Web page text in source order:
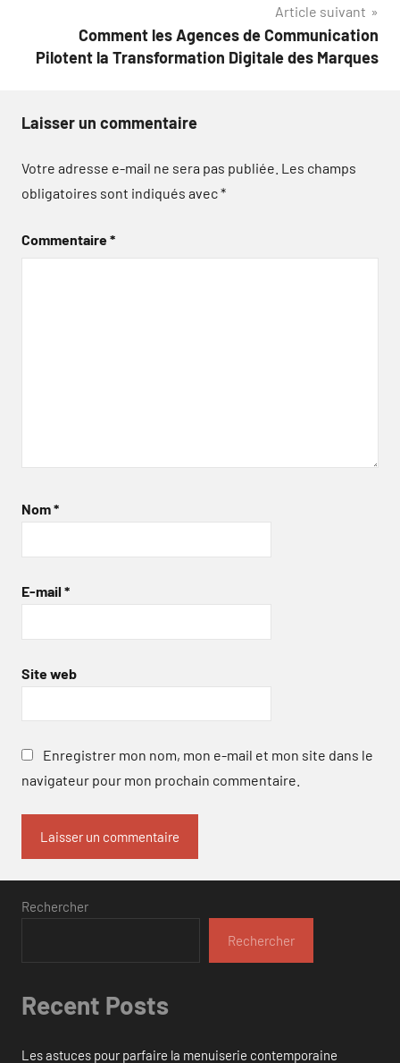
Article suivant
Comment les Agences de Communication
Pilotent la Transformation Digitale des Marques
Laisser un commentaire
Votre adresse e-mail ne sera pas publiée. Les champs
obligatoires sont indiqués avec*
Commentaire*
Nom*
E-mail *
Site web
Enregistrer mon nom, mon e-mail et mon site dans le
navigateur pour mon prochain commentaire.
Rechercher
Rechercher
Recent Posts
Les astuces pour parfaire la menuiserie contemporaine